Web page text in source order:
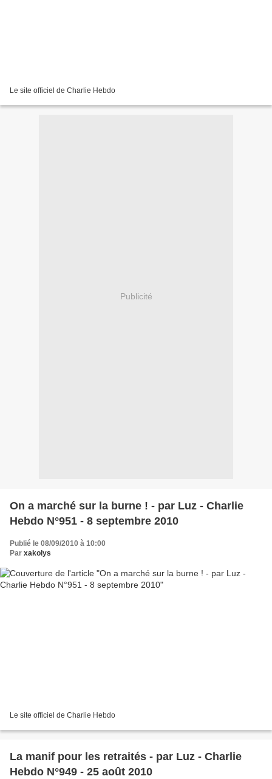
Le site officiel de Charlie Hebdo
Publicité
On a marché sur la burne ! - par Luz - Charlie
Hebdo N°951 - 8 septembre 2010
Publié le 08/09/2010 à 10:00
Par xakolys
Le site officiel de Charlie Hebdo
La manif pour les retraités - par Luz - Charlie
Hebdo N°949 - 25 août 2010